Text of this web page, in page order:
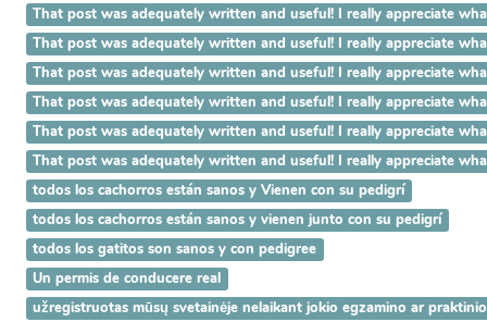
That post was adequately written and useful! I really appreciate
That post was adequately written and useful! I really appreciate
That post was adequately written and useful! I really appreciate
That post was adequately written and useful! I really appreciate
That post was adequately written and useful! I really appreciate
That post was adequately written and useful! I really appreciate
todos los cachorros están sanos y Vienen con su pedigrí
todos los cachorros están sanos y vienen junto con su pedigrí
todos los gatitos son sanos y con pedigree
Un permis de conducere real
užregistruotas mūsų svetainėje nelaikant jokio egzamino ar